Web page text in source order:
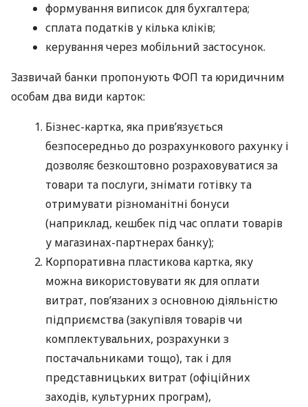
формування виписок для бухгалтера;
сплата податків у кілька кліків;
керування через мобільний застосунок.
Зазвичай банки пропонують ФОП та юридичним
особам два види карток:
Бізнес-картка, яка прив’язується
безпосередньо до розрахункового рахунку і
дозволяє безкоштовно розраховуватися за
товари та послуги, знімати готівку та
отримувати різноманітні бонуси
(наприклад, кешбек під час оплати товарів
у магазинах-партнерах банку);
Корпоративна пластикова картка, яку
можна використовувати як для оплати
витрат, пов’язаних з основною діяльністю
підприємства (закупівля товарів чи
комплектувальних, розрахунки з
постачальниками тощо), так і для
представницьких витрат (офіційних
заходів, культурних програм),